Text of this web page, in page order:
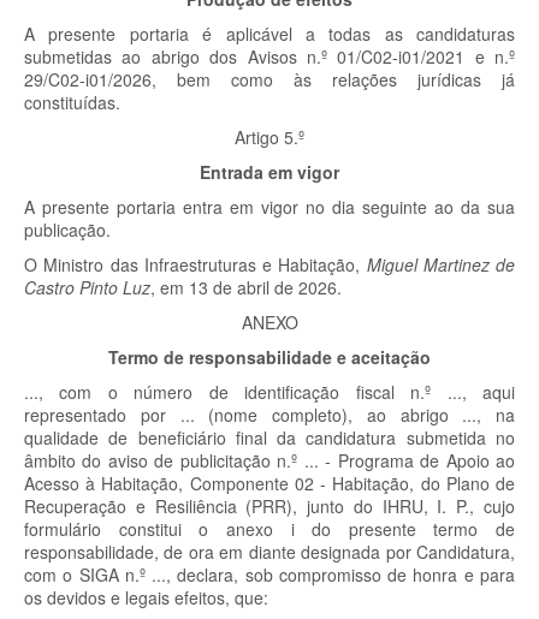
A presente portaria é aplicável a todas as candidaturas
submetidas ao abrigo dos Avisos n.º 01/C02-i01/2021 e n.º
29/C02-i01/2026, bem como às relações jurídicas já
constituídas.
Artigo 5.º
Entrada em vigor
A presente portaria entra em vigor no dia seguinte ao da sua
publicação.
O Ministro das Infraestruturas e Habitação, Miguel Martinez de
Castro Pinto Luz, em 13 de abril de 2026.
ANEXO
Termo de responsabilidade e aceitação
..., com o número de identificação fiscal n.º ..., aqui
representado por ... (nome completo), ao abrigo ..., na
qualidade de beneficiário final da candidatura submetida no
âmbito do aviso de publicitação n.º ... - Programa de Apoio ao
Acesso à Habitação, Componente 02 - Habitação, do Plano de
Recuperação e Resiliência (PRR), junto do IHRU, I. P., cujo
formulário constitui o anexo i do presente termo de
responsabilidade, de ora em diante designada por Candidatura,
com o SIGA n.º ..., declara, sob compromisso de honra e para
os devidos e legais efeitos, que: